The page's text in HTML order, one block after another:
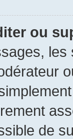
ou
de